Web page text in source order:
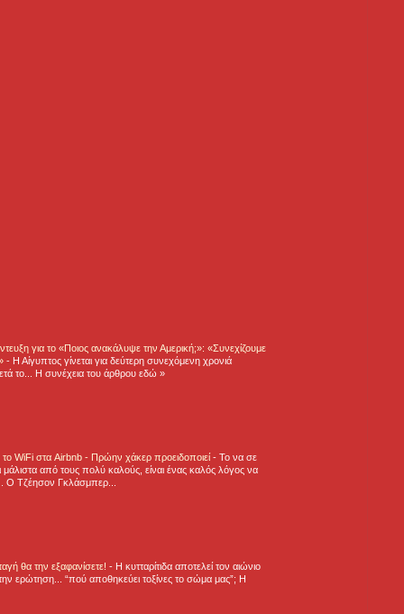
για το «Ποιος ανακάλυψε την Αμερική;»: «Συνεχίζουμε
- Η Αίγυπτος γίνεται για δεύτερη συνεχόμενη χρονιά
το... Η συνέχεια του άρθρου εδώ »
το WiFi στα Airbnb - Πρώην χάκερ προειδοποιεί- Το να σε
από τους πολύ καλούς, είναι ένας καλός λόγος να
Ο Τζέησον Γκλάσμπερ...
θα την εξαφανίσετε! - H κυτταρίτιδα αποτελεί τον αιώνιο
ερώτηση... “πού αποθηκεύει τοξίνες το σώμα μας”; Η